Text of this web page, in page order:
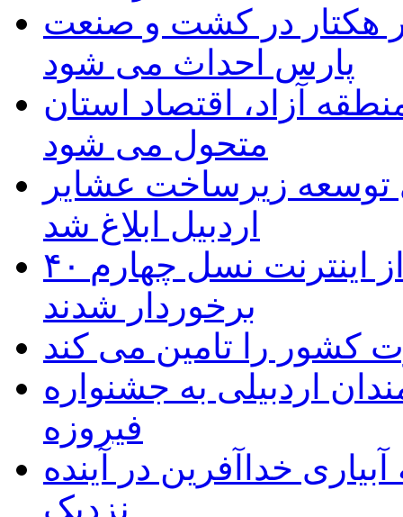
هکتار در کشت و صنعت
پارس احداث می شود
آزاد، اقتصاد استان
متحول می شود
برای توسعه زیرساخت عشایر
اردبیل ابلاغ شد
۴۰ روستای شهرستان گِرمی از اینترنت نسل چهارم
برخوردار شدند
به۵۰ اثر هنرمندان اردبیلی به جشنواره
فیروزه
خداآفرین در آینده
نزدیک